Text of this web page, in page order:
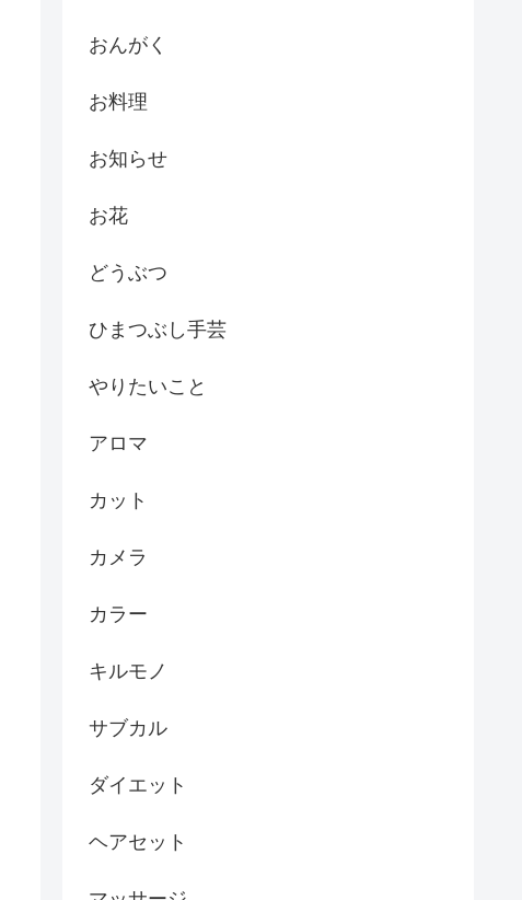
おんがく
お料理
お知らせ
お花
どうぶつ
ひまつぶし手芸
やりたいこと
アロマ
カット
カメラ
カラー
キルモノ
サブカル
ダイエット
ヘアセット